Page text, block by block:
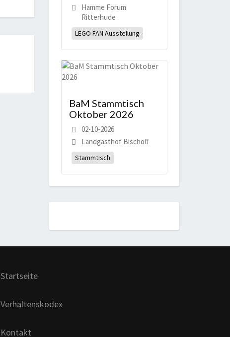
Hamme Forum
Ritterhude
LEGO FAN Ausstellung
BaM Stammtisch
Oktober 2026
02-10-2026
Landgasthof Bischoff
Stammtisch
Startseite
Verhaltenskodex
Kontakt